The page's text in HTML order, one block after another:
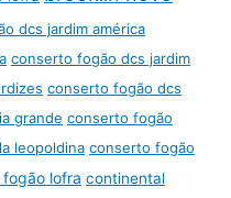
dcs jardim américa
conserto fogão dcs jardim
conserto fogão dcs
grande conserto fogão
leopoldina conserto fogão
lofra continental